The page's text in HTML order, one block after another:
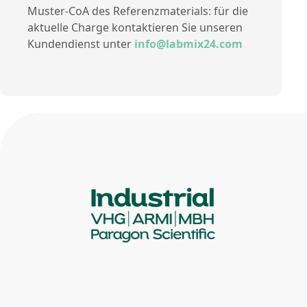
Muster-CoA des Referenzmaterials: für die
aktuelle Charge kontaktieren Sie unseren
Kundendienst unter info@labmix24.com